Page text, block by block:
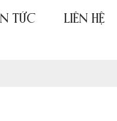
TỨC LIÊN HỆ